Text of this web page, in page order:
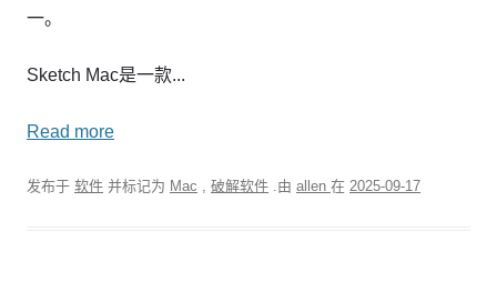
一。
Sketch Mac是一款...
Read more
发布于 软件 并标记为 Mac , 破解软件 .由 allen 在 2025-09-17